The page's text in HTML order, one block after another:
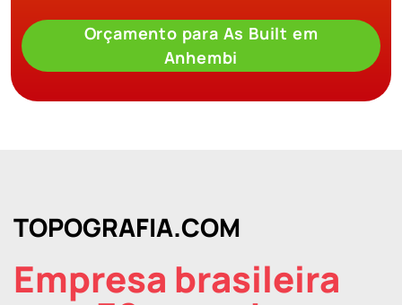
Orçamento para As Built em
Anhembi
TOPOGRAFIA.COM
Empresa brasileira